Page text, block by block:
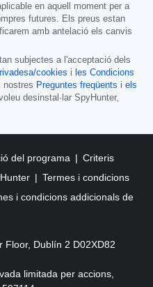
en aquell moment per a
futures. Els preus estan
amb antelació els canvis
subjectes a l'acceptació dels
cookies i les Condicions
nostres Preguntes freqüents i els
desinstal·lar SpyHunter,
del programa
Criteris
Termes i condicions
i condicions addicionals de
Floor, Dublín 2 D02XD82
limitada per accions,